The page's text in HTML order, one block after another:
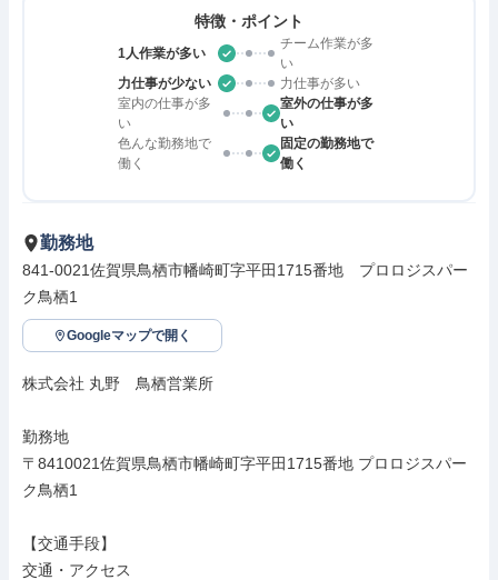
特徴・ポイント
1人作業が多い
チーム作業が多
い
力仕事が少ない
力仕事が多い
室内の仕事が多
い
室外の仕事が多
い
色んな勤務地で
働く
固定の勤務地で
働く
勤務地
841-0021佐賀県鳥栖市幡崎町字平田1715番地　プロロジスパー
ク鳥栖1
Googleマップで開く
株式会社 丸野　鳥栖営業所
勤務地
〒8410021佐賀県鳥栖市幡崎町字平田1715番地 プロロジスパー
ク鳥栖1
【交通手段】
交通・アクセス